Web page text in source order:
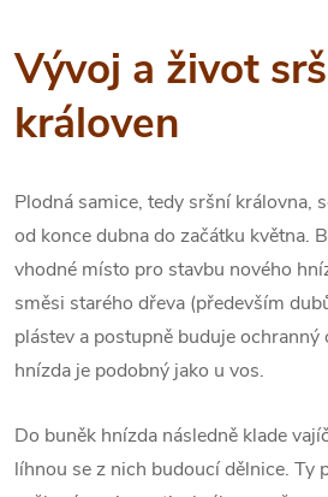
Vývoj a život
královen
Plodná samice, tedy sršní královna,
od konce dubna do začátku května.
vhodné místo pro stavbu nového
směsi starého dřeva (především
plástev a postupně buduje ochranný
hnízda je podobný jako u vos.
Do buněk hnízda následně klade
líhnou se z nich budoucí dělnice. Ty